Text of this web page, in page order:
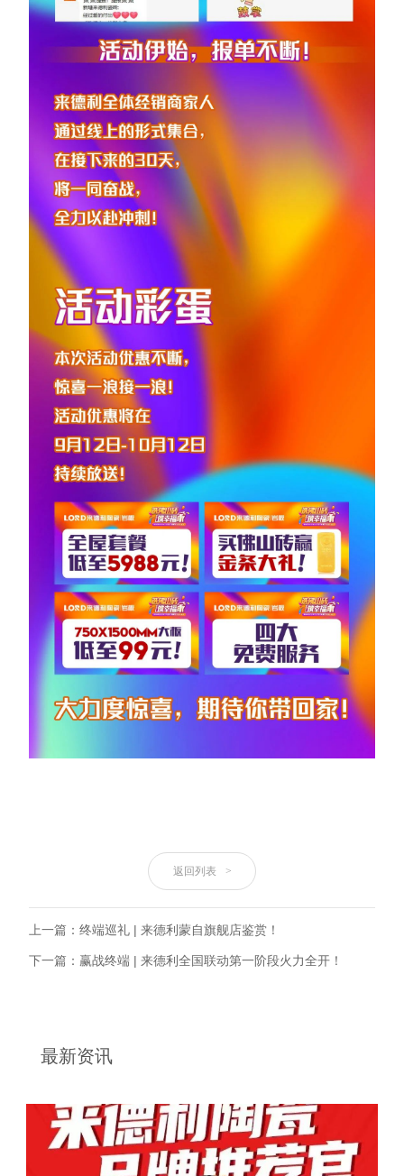
返回列表 >
上一篇：终端巡礼 | 来德利蒙自旗舰店鉴赏！
下一篇：赢战终端 | 来德利全国联动第一阶段火力全开！
最新资讯